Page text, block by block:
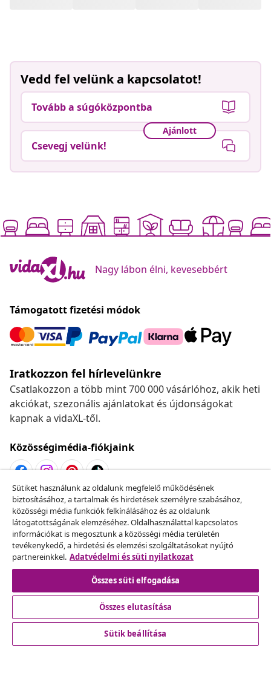
Vedd fel velünk a kapcsolatot!
Tovább a súgóközpontba
Ajánlott
Csevegj velünk!
Nagy lábon élni, kevesebbért
Támogatott fizetési módok
Iratkozzon fel hírlevelünkre
Csatlakozzon a több mint 700 000 vásárlóhoz, akik heti
akciókat, szezonális ajánlatokat és újdonságokat
kapnak a vidaXL-től.
Közösségimédia-fiókjaink
Szerződéstől való elállás
Küldj be egy rendelés lemondására vonatkozó
kérelmet.
Szerződéstől való elállás
Ügyfélszolgálat
Sütiket használunk az oldalunk megfelelő működésének
biztosításához, a tartalmak és hirdetések személyre szabásához,
közösségi média funkciók felkínálásához és az oldalunk
látogatottságának elemzéséhez. Oldalhasználattal kapcsolatos
információkat is megosztunk a közösségi média területén
tevékenykedő, a hirdetési és elemzési szolgáltatásokat nyújtó
partnereinkkel. Adatvédelmi és süti nyilatkozat
Összes süti elfogadása
Összes elutasítása
Sütik beállítása